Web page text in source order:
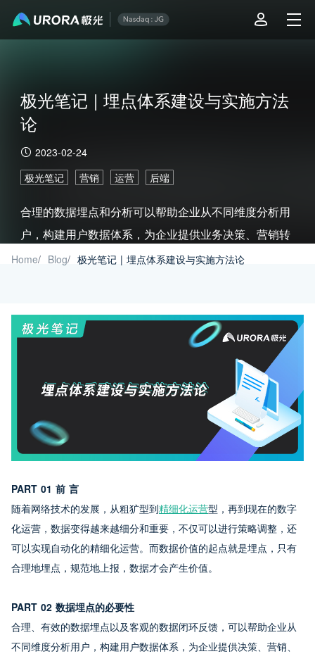
极光笔记 | 埋点体系建设与实施方法
论
2023-02-24
极光笔记
营销 运营 后端
合理的数据埋点和分析可以帮助企业从不同维度分析用
户，构建用户数据体系，为企业提供业务决策、营销转
化、产品迭代和精细化运营支撑。
Home/ Blog/ 极光笔记 | 埋点体系建设与实施方法论
PART 01 前 言
随着网络技术的发展，从粗犷型到精细化运营型，再到现在的数字
化运营，数据变得越来越细分和重要，不仅可以进行策略调整，还
可以实现自动化的精细化运营。而数据价值的起点就是埋点，只有
合理地埋点，规范地上报，数据才会产生价值。
PART 02 数据埋点的必要性
合理、有效的数据埋点以及客观的数据闭环反馈，可以帮助企业从
不同维度分析用户，构建用户数据体系，为企业提供决策、营销、